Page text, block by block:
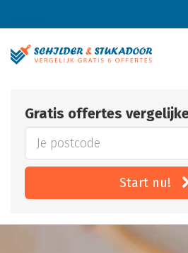
Gratis offertes
Start nu!